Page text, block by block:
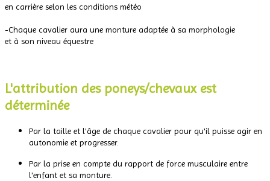
en carrière selon les conditions météo
-Chaque cavalier aura une monture adaptée à sa morphologie
et à son niveau équestre
L'attribution des poneys/chevaux est
déterminée
Par la taille et l'âge de chaque cavalier pour qu'il puisse agir en
autonomie et progresser.
Par la prise en compte du rapport de force musculaire entre
l'enfant et sa monture.